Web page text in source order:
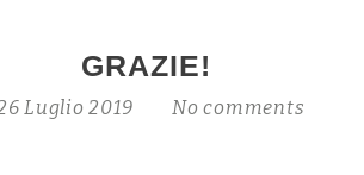
GRAZIE!
Luglio 2019 No comments